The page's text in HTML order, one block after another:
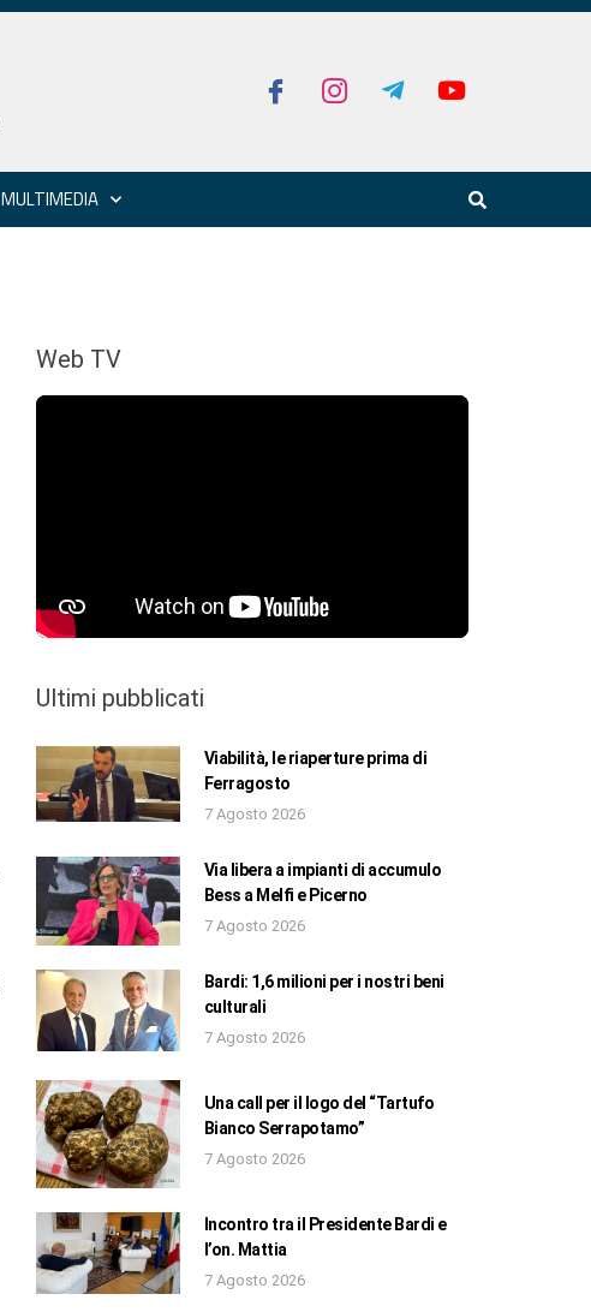
MULTIMEDIA
Web TV
Ultimi pubblicati
Viabilità, le riaperture prima di
Ferragosto
7 Agosto 2026
Via libera a impianti di accumulo
Bess a Melfi e Picerno
7 Agosto 2026
Bardi: 1,6 milioni per i nostri beni
culturali
7 Agosto 2026
Una call per il logo del “Tartufo
Bianco Serrapotamo”
7 Agosto 2026
Incontro tra il Presidente Bardi e
l’on. Mattia
7 Agosto 2026